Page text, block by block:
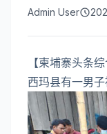
Admin User
【柬埔寨头条
西玛县有一男子